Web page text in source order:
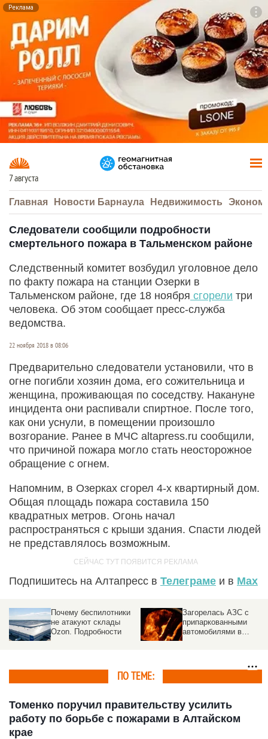
Реклама
7 августа
Главная Новости Барнаула Недвижимость
Следователи сообщили подробности
смертельного пожара в Тальменском районе
Следственный комитет возбудил уголовное дело
по факту пожара на станции Озерки в
Тальменском районе, где 18 ноября сгорели три
человека. Об этом сообщает пресс-служба
ведомства.
22 ноября 2018 в 08:06
Предварительно следователи установили, что в
огне погибли хозяин дома, его сожительница и
женщина, проживающая по соседству. Накануне
инцидента они распивали спиртное. После того,
как они уснули, в помещении произошло
возгорание. Ранее в МЧС altapress.ru сообщили,
что причиной пожара могло стать неосторожное
обращение с огнем.
Напомним, в Озерках сгорел 4-х квартирный дом.
Общая площадь пожара составила 150
квадратных метров. Огонь начал
распространяться с крыши здания. Спасти людей
не представлялось возможным.
Подпишитесь на Алтапресс в Телеграме и в Max
Почему беспилотники
не атакуют склады
Ozon. Подробности
Загорелась АЗС с
припаркованными
автомобилями в
ПО ТЕМЕ:
Томенко поручил правительству усилить
работу по борьбе с пожарами в Алтайском
крае